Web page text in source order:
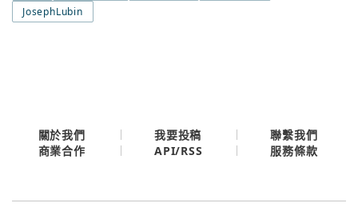
JosephLubin
關於我們 我要投稿
聯繫我們
商業合作
API/RSS 服務條款